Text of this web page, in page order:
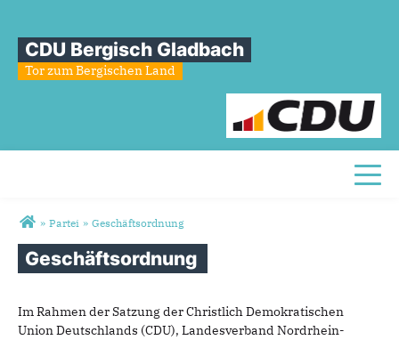
CDU Bergisch Gladbach
Tor zum Bergischen Land
Sie sind hier
» Partei » Geschäftsordnung
Geschäftsordnung
Im Rahmen der Satzung der Christlich Demokratischen
Union Deutschlands (CDU), Landesverband Nordrhein-